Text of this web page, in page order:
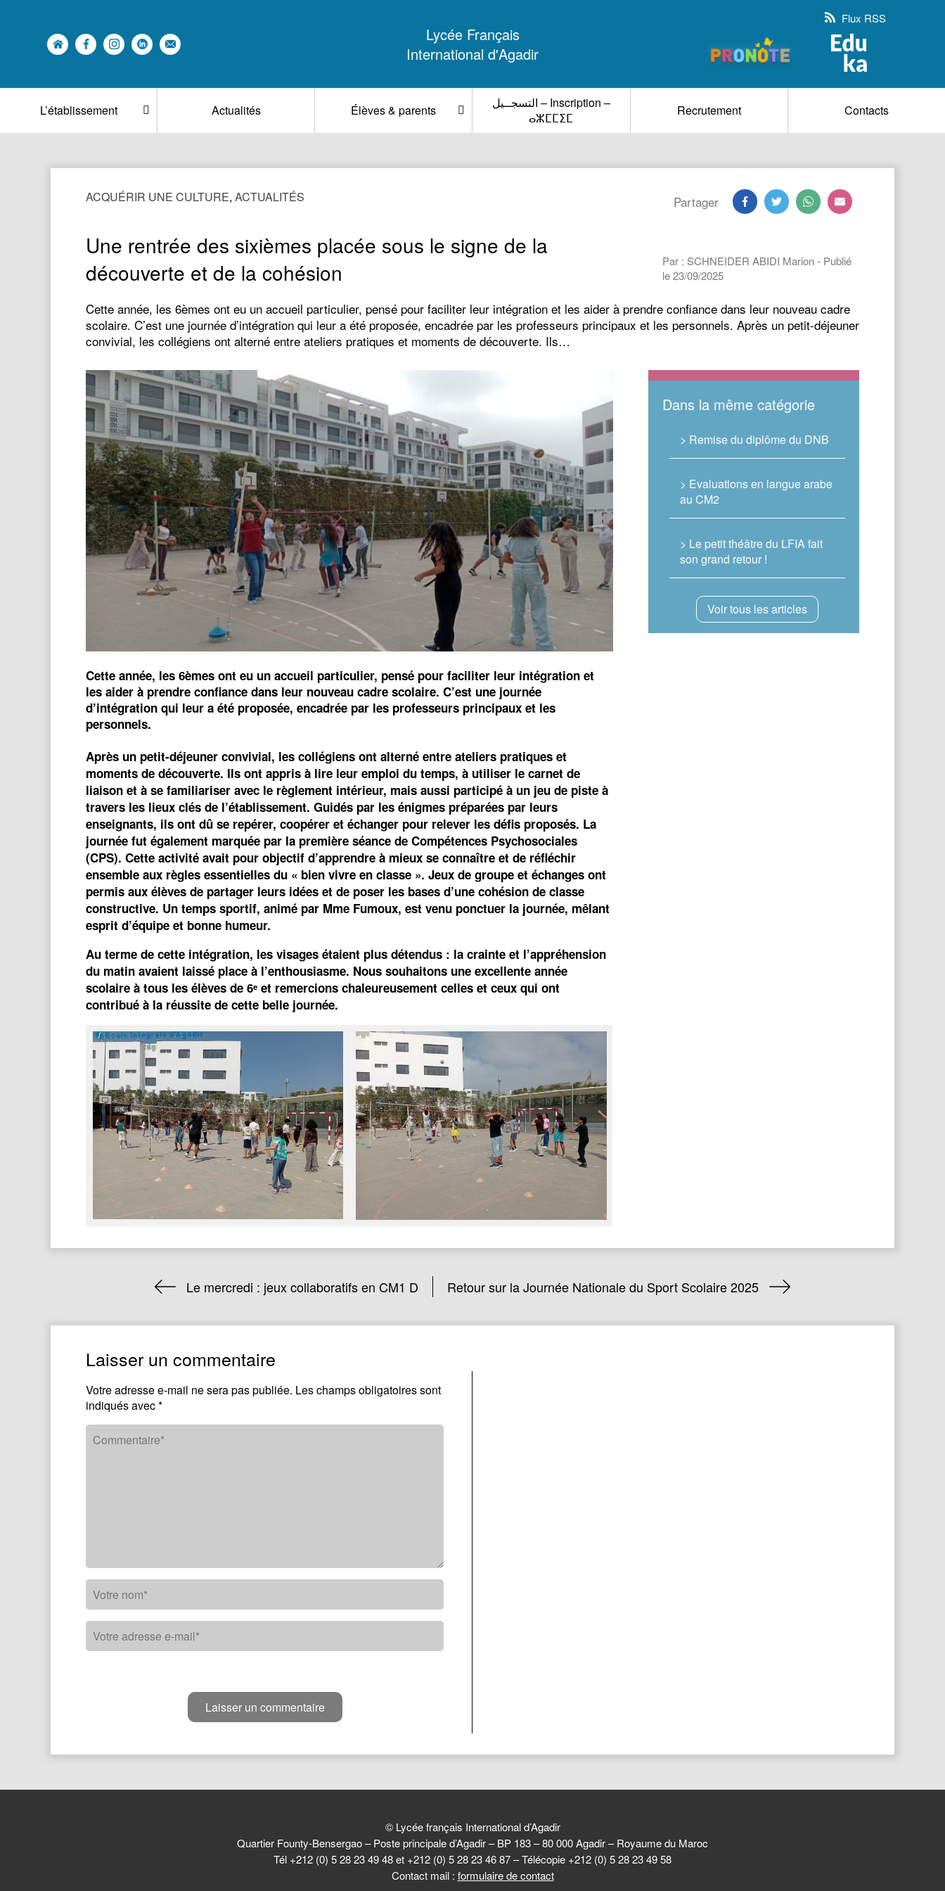
Lycée Français
International d'Agadir
Flux RSS
L’établissement Actualités Élèves & parents
التسجــيل – Inscription –
ⴰⵣⵎⵎⵉⵎ
Recrutement Contacts
ACQUÉRIR UNE CULTURE, ACTUALITÉS Partager
Une rentrée des sixièmes placée sous le signe de la
découverte et de la cohésion
Par : SCHNEIDER ABIDI Marion - Publié
le 23/09/2025
Cette année, les 6èmes ont eu un accueil particulier, pensé pour faciliter leur intégration et les aider à prendre confiance dans leur nouveau cadre
scolaire. C’est une journée d’intégration qui leur a été proposée, encadrée par les professeurs principaux et les personnels. Après un petit-déjeuner
convivial, les collégiens ont alterné entre ateliers pratiques et moments de découverte. Ils…
Cette année, les 6èmes ont eu un accueil particulier, pensé pour faciliter leur intégration et
les aider à prendre confiance dans leur nouveau cadre scolaire. C’est une journée
d’intégration qui leur a été proposée, encadrée par les professeurs principaux et les
personnels.
Après un petit-déjeuner convivial, les collégiens ont alterné entre ateliers pratiques et
moments de découverte. Ils ont appris à lire leur emploi du temps, à utiliser le carnet de
liaison et à se familiariser avec le règlement intérieur, mais aussi participé à un jeu de piste à
travers les lieux clés de l’établissement. Guidés par les énigmes préparées par leurs
enseignants, ils ont dû se repérer, coopérer et échanger pour relever les défis proposés. La
journée fut également marquée par la première séance de Compétences Psychosociales
(CPS). Cette activité avait pour objectif d’apprendre à mieux se connaître et de réfléchir
ensemble aux règles essentielles du « bien vivre en classe ». Jeux de groupe et échanges ont
permis aux élèves de partager leurs idées et de poser les bases d’une cohésion de classe
constructive. Un temps sportif, animé par Mme Fumoux, est venu ponctuer la journée, mêlant
esprit d’équipe et bonne humeur.
Au terme de cette intégration, les visages étaient plus détendus : la crainte et l’appréhension
du matin avaient laissé place à l’enthousiasme. Nous souhaitons une excellente année
scolaire à tous les élèves de 6ᵉ et remercions chaleureusement celles et ceux qui ont
contribué à la réussite de cette belle journée.
Dans la même catégorie
> Remise du diplôme du DNB
> Evaluations en langue arabe
au CM2
> Le petit théâtre du LFIA fait
son grand retour !
Voir tous les articles
Le mercredi : jeux collaboratifs en CM1 D Retour sur la Journée Nationale du Sport Scolaire 2025
Laisser un commentaire
Votre adresse e-mail ne sera pas publiée. Les champs obligatoires sont
indiqués avec*
© Lycée français International d’Agadir
Quartier Founty-Bensergao – Poste principale d’Agadir – BP 183 – 80 000 Agadir – Royaume du Maroc
Tél +212 (0) 5 28 23 49 48 et +212 (0) 5 28 23 46 87 – Télécopie +212 (0) 5 28 23 49 58
Contact mail : formulaire de contact